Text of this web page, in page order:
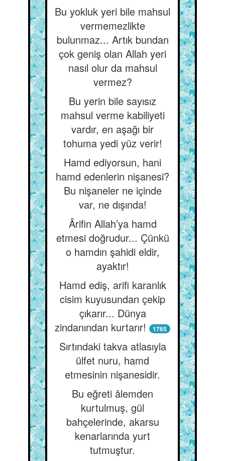
Bu yokluk yeri bile mahsul
vermemezlikte
bulunmaz... Artık bundan
çok geniş olan Allah yeri
nasıl olur da mahsul
vermez?
Bu yerin bile sayısız
mahsul verme kabiliyeti
vardır, en aşağı bir
tohuma yedi yüz verir!
Hamd ediyorsun, hani
hamd edenlerin nişanesi?
Bu nişaneler ne içinde
var, ne dışında!
Ârifin Allah’ya hamd
etmesi doğrudur... Çünkü
o hamdın şahidi eldir,
ayaktır!
Hamd ediş, arifi karanlık
cisim kuyusundan çekip
çıkarır... Dünya
zindanından kurtarır!
1765
Sırtındaki takva atlasıyla
ülfet nuru, hamd
etmesinin nişanesidir.
Bu eğreti âlemden
kurtulmuş, gül
bahçelerinde, akarsu
kenarlarında yurt
tutmuştur.